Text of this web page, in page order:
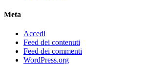
Meta
Accedi
Feed dei contenuti
Feed dei commenti
WordPress.org